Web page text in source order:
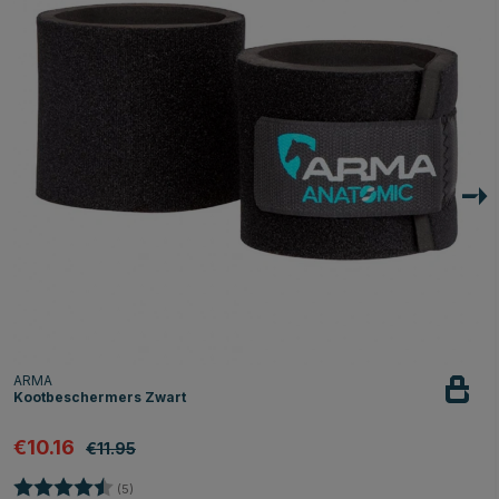
ARMA
Kootbeschermers Zwart
€10.16 €11.95
Beoordeling: (5)